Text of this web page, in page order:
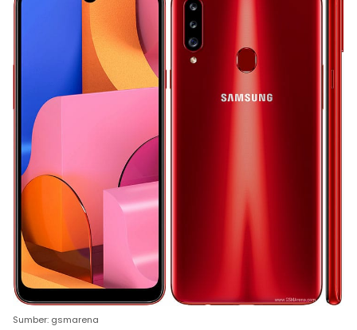
Sumber: gsmarena